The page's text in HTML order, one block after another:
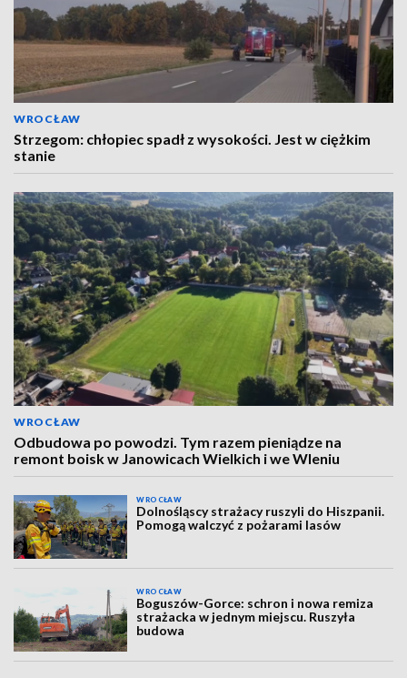
WROCŁAW
Strzegom: chłopiec spadł z wysokości. Jest w ciężkim
stanie
WROCŁAW
Odbudowa po powodzi. Tym razem pieniądze na
remont boisk w Janowicach Wielkich i we Wleniu
WROCŁAW
Dolnośląscy strażacy ruszyli do Hiszpanii.
Pomogą walczyć z pożarami lasów
WROCŁAW
Boguszów-Gorce: schron i nowa remiza
strażacka w jednym miejscu. Ruszyła
budowa